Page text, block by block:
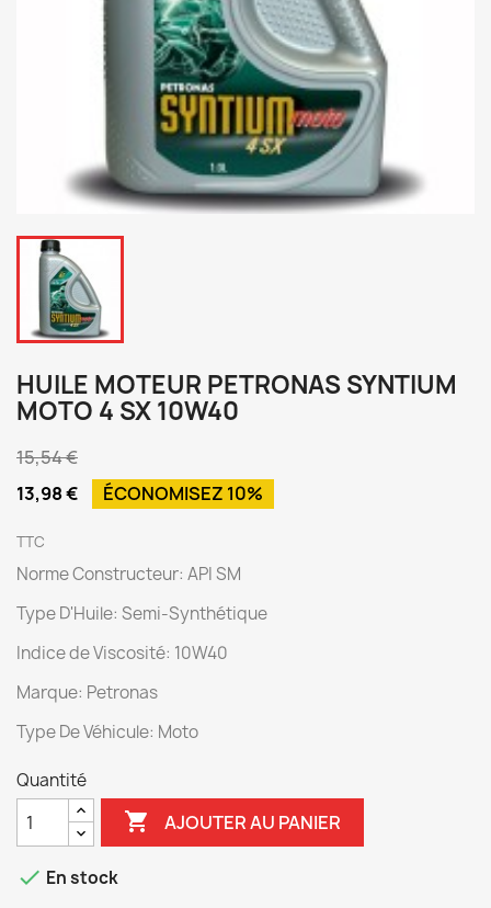
HUILE MOTEUR PETRONAS SYNTIUM
MOTO 4 SX 10W40
15,54 €
13,98 €
ÉCONOMISEZ 10%
TTC
Norme Constructeur: API SM
Type D'Huile: Semi-Synthétique
Indice de Viscosité: 10W40
Marque: Petronas
Type De Véhicule: Moto
Quantité
 AJOUTER AU PANIER
 En stock